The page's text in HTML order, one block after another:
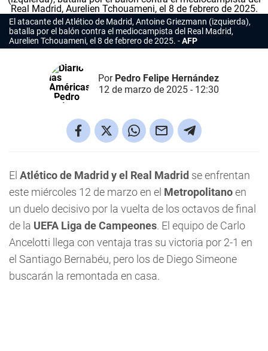
El atacante del Atlético de Madrid, Antoine Griezmann (izquierda),
batalla por el balón contra el mediocampista del Real Madrid,
Aurelien Tchouameni, el 8 de febrero de 2025.
AFP
Por Pedro Felipe Hernández
12 de marzo de 2025 - 12:30
El Atlético de Madrid y el Real Madrid se enfrentan
este miércoles 12 de marzo en el Metropolitanoen
un duelo decisivo por la vuelta de los octavos de final
de la UEFA Liga de Campeones. El equipo de Carlo
Ancelotti llega con ventaja tras su victoria por 2-1 en
el Santiago Bernabéu, pero los de Diego Simeone
buscarán la remontada en casa.